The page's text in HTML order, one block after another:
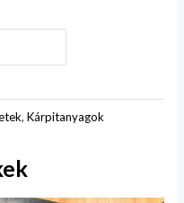
,Kárpitanyagok